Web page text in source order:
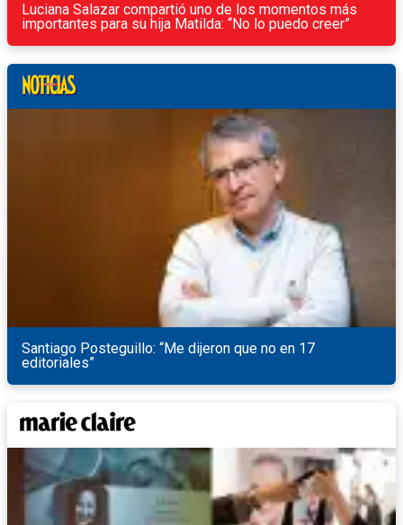
Luciana Salazar compartió uno de los momentos más
importantes para su hija Matilda: “No lo puedo creer”
Santiago Posteguillo: “Me dijeron que no en 17
editoriales”